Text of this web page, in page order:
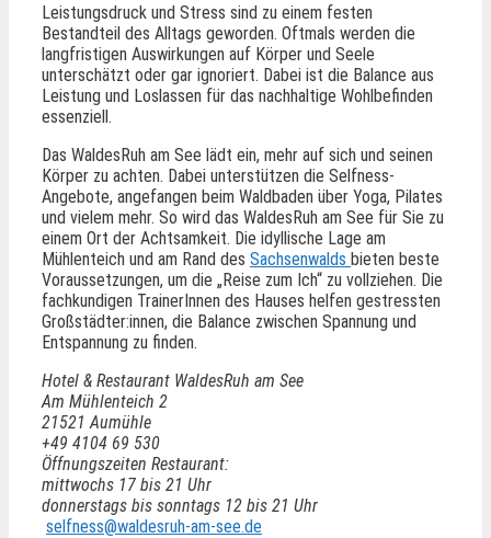
Leistungsdruck und Stress sind zu einem festen
Bestandteil des Alltags geworden. Oftmals werden die
langfristigen Auswirkungen auf Körper und Seele
unterschätzt oder gar ignoriert. Dabei ist die Balance aus
Leistung und Loslassen für das nachhaltige Wohlbefinden
essenziell.
Das WaldesRuh am See lädt ein, mehr auf sich und seinen
Körper zu achten. Dabei unterstützen die Selfness-
Angebote, angefangen beim Waldbaden über Yoga, Pilates
und vielem mehr. So wird das WaldesRuh am See für Sie zu
einem Ort der Achtsamkeit. Die idyllische Lage am
Mühlenteich und am Rand des Sachsenwalds bieten beste
Voraussetzungen, um die „Reise zum Ich“ zu vollziehen. Die
fachkundigen TrainerInnen des Hauses helfen gestressten
Großstädter:innen, die Balance zwischen Spannung und
Entspannung zu finden.
Hotel & Restaurant WaldesRuh am See
Am Mühlenteich 2
21521 Aumühle
+49 4104 69 530
Öffnungszeiten Restaurant:
mittwochs 17 bis 21 Uhr
donnerstags bis sonntags 12 bis 21 Uhr
selfness@waldesruh-am-see.de